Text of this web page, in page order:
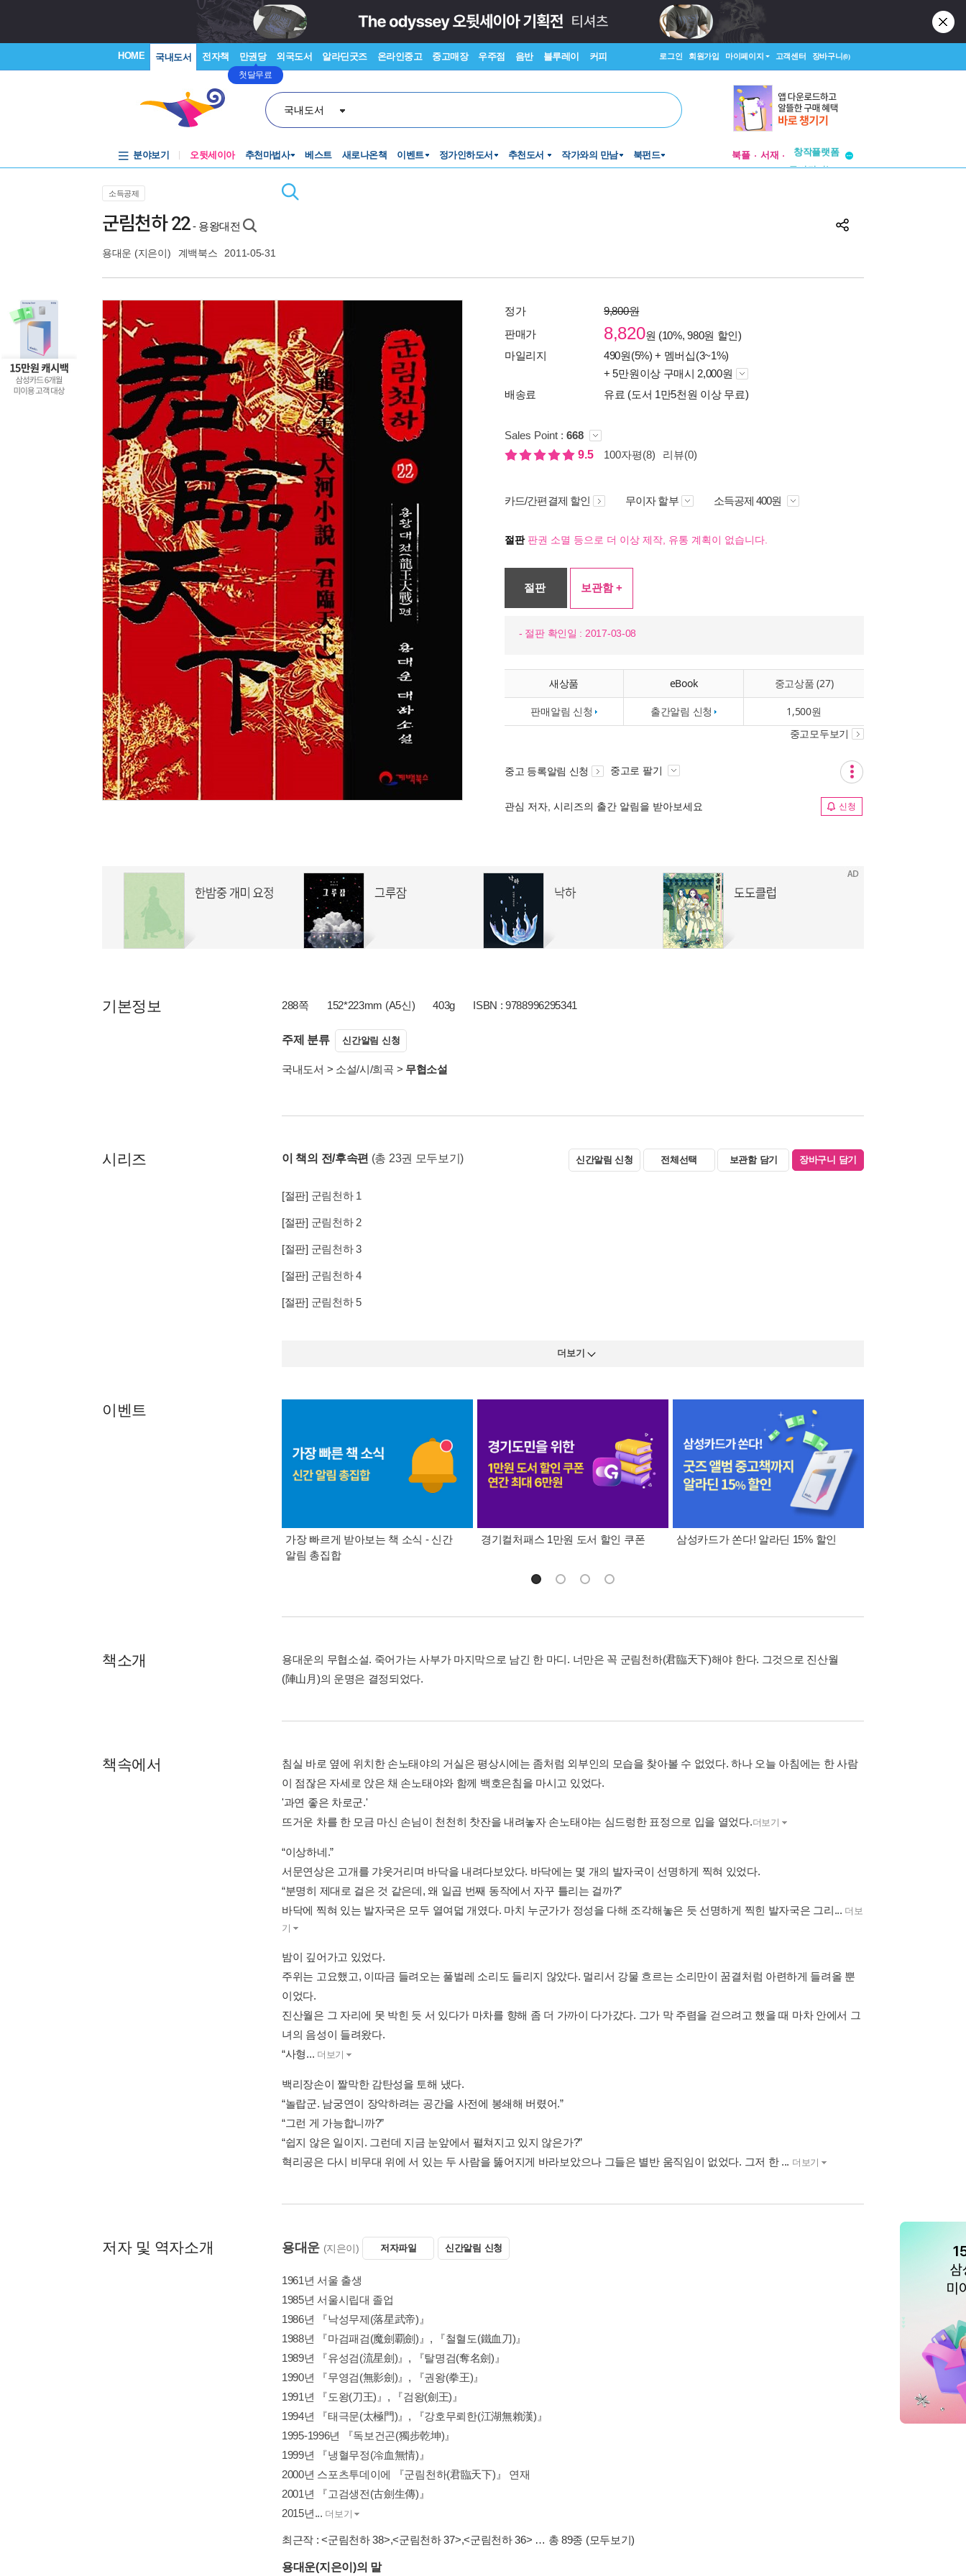
HOME 국내도서 전자책 만권당
첫달무료
외국도서 알라딘굿즈 온라인중고 중고매장 우주점 음반 블루레이 커피 로그인 회원가입 마이페이지 고객센터 장바구니(0)
국내도서
분야보기 오뒷세이아 추천마법사 베스트 새로나온책 이벤트 정가인하도서 추천도서 작가와의 만남 북펀드 북플 서재
투비컨티뉴드
소득공제
군림천하 22- 용왕대전
용대운 (지은이) 계백북스 2011-05-31
정가
9,800원
판매가
8,820원 (10%, 980원 할인)
마일리지
490원(5%) + 멤버십(3~1%)
+ 5만원이상 구매시 2,000원
배송료
유료 (도서 1만5천원 이상 무료)
Sales Point : 668
9.5
100자평(8) 리뷰(0)
카드/간편결제 할인 무이자 할부 소득공제 400원
절판판권 소멸 등으로 더 이상 제작, 유통 계획이 없습니다.
절판 보관함 +
- 절판 확인일 : 2017-03-08
새상품 eBook 중고상품 (27)
판매알림 신청 출간알림 신청 1,500원
중고모두보기
중고 등록알림 신청 중고로 팔기
관심 저자, 시리즈의 출간 알림을 받아보세요 신청
기본정보 288쪽 152*223mm (A5신) 403g ISBN : 9788996295341
주제 분류 신간알림 신청
국내도서 > 소설/시/희곡 > 무협소설
시리즈 이 책의 전/후속편 (총 23권 모두보기) 신간알림 신청 전체선택 보관함 담기 장바구니 담기
[절판] 군림천하 1
[절판] 군림천하 2
[절판] 군림천하 3
[절판] 군림천하 4
[절판] 군림천하 5
더보기
이벤트
가장 빠르게 받아보는 책 소식 - 신간
알림 총집합
경기컬처패스 1만원 도서 할인 쿠폰 삼성카드가 쏜다! 알라딘 15% 할인
책소개
용대운의 무협소설. 죽어가는 사부가 마지막으로 남긴 한 마디. 너만은 꼭 군림천하(君臨天下)해야 한다. 그것으로 진산월
(陣山月)의 운명은 결정되었다.
책속에서
침실 바로 옆에 위치한 손노태야의 거실은 평상시에는 좀처럼 외부인의 모습을 찾아볼 수 없었다. 하나 오늘 아침에는 한 사람
이 점잖은 자세로 앉은 채 손노태야와 함께 백호은침을 마시고 있었다.
'과연 좋은 차로군.'
뜨거운 차를 한 모금 마신 손님이 천천히 찻잔을 내려놓자 손노태야는 심드렁한 표정으로 입을 열었다.더보기
“이상하네.”
서문연상은 고개를 갸웃거리며 바닥을 내려다보았다. 바닥에는 몇 개의 발자국이 선명하게 찍혀 있었다.
“분명히 제대로 걸은 것 같은데, 왜 일곱 번째 동작에서 자꾸 틀리는 걸까?”
바닥에 찍혀 있는 발자국은 모두 열여덟 개였다. 마치 누군가가 정성을 다해 조각해놓은 듯 선명하게 찍힌 발자국은 그리... 더보
기
밤이 깊어가고 있었다.
주위는 고요했고, 이따금 들려오는 풀벌레 소리도 들리지 않았다. 멀리서 강물 흐르는 소리만이 꿈결처럼 아련하게 들려올 뿐
이었다.
진산월은 그 자리에 못 박힌 듯 서 있다가 마차를 향해 좀 더 가까이 다가갔다. 그가 막 주렴을 걷으려고 했을 때 마차 안에서 그
녀의 음성이 들려왔다.
“사형... 더보기
백리장손이 짤막한 감탄성을 토해 냈다.
“놀랍군. 남궁연이 장악하려는 공간을 사전에 봉쇄해 버렸어.”
“그런 게 가능합니까?”
“쉽지 않은 일이지. 그런데 지금 눈앞에서 펼쳐지고 있지 않은가?”
혁리공은 다시 비무대 위에 서 있는 두 사람을 뚫어지게 바라보았으나 그들은 별반 움직임이 없었다. 그저 한 ... 더보기
저자 및 역자소개 용대운 (지은이) 저자파일 신간알림 신청
1961년 서울 출생
1985년 서울시립대 졸업
1986년 『낙성무제(落星武帝)』
1988년 『마검패검(魔劍覇劍)』, 『철혈도(鐵血刀)』
1989년 『유성검(流星劍)』, 『탈명검(奪名劍)』
1990년 『무영검(無影劍)』, 『권왕(拳王)』
1991년 『도왕(刀王)』, 『검왕(劍王)』
1994년 『태극문(太極門)』, 『강호무뢰한(江湖無賴漢)』
1995-1996년 『독보건곤(獨步乾坤)』
1999년 『냉혈무정(冷血無情)』
2000년 스포츠투데이에 『군림천하(君臨天下)』 연재
2001년 『고검생전(古劍生傳)』
2015년... 더보기
최근작 :<군림천하 38>,<군림천하 37>,<군림천하 36> … 총 89종 (모두보기)
용대운(지은이)의 말